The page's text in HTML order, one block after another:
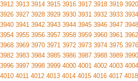
3912 3913 3914 3915 3916 3917 3918 3919 3920
3926 3927 3928 3929 3930 3931 3932 3933 3934
3940 3941 3942 3943 3944 3945 3946 3947 3948
3954 3955 3956 3957 3958 3959 3960 3961 3962
3968 3969 3970 3971 3972 3973 3974 3975 3976
3982 3983 3984 3985 3986 3987 3988 3989 3990
3996 3997 3998 3999 4000 4001 4002 4003 4004
4010 4011 4012 4013 4014 4015 4016 4017 4018